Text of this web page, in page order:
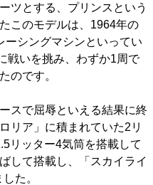
ツとする、プリンスという
このモデルは、1964年の
ーシングマシンといってい
戦いを挑み、わずか1周で
のです。
スで屈辱といえる結果に終
リア」に積まれていた2リ
リッター4気筒を搭載して
して搭載し、「スカイライ
た。